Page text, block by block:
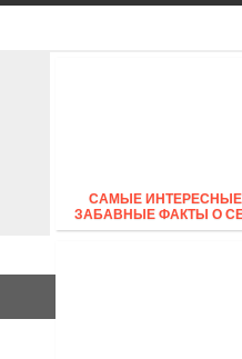
САМЫЕ
ЗАБАВНЫЕ ФАКТЫ О